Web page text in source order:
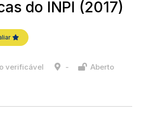
do INPI (2017)
verificável - Aberto